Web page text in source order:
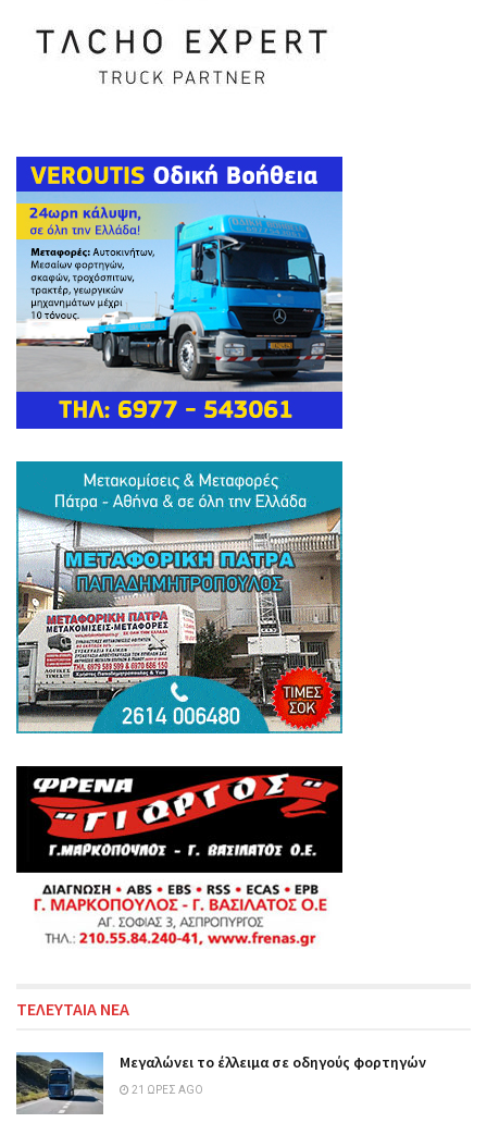
ΤΕΛΕΥΤΑΙΑ ΝΕΑ
Μεγαλώνει το έλλειμα σε οδηγούς φορτηγών
21 ΏΡΕΣ AGO